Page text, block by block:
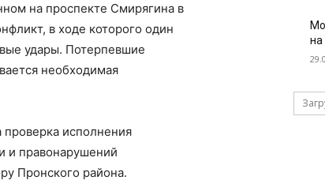
на проспекте Смирягина в
в ходе которого один
удары. Потерпевшие
необходимая
проверка исполнения
и правонарушений
Пронского района.
на